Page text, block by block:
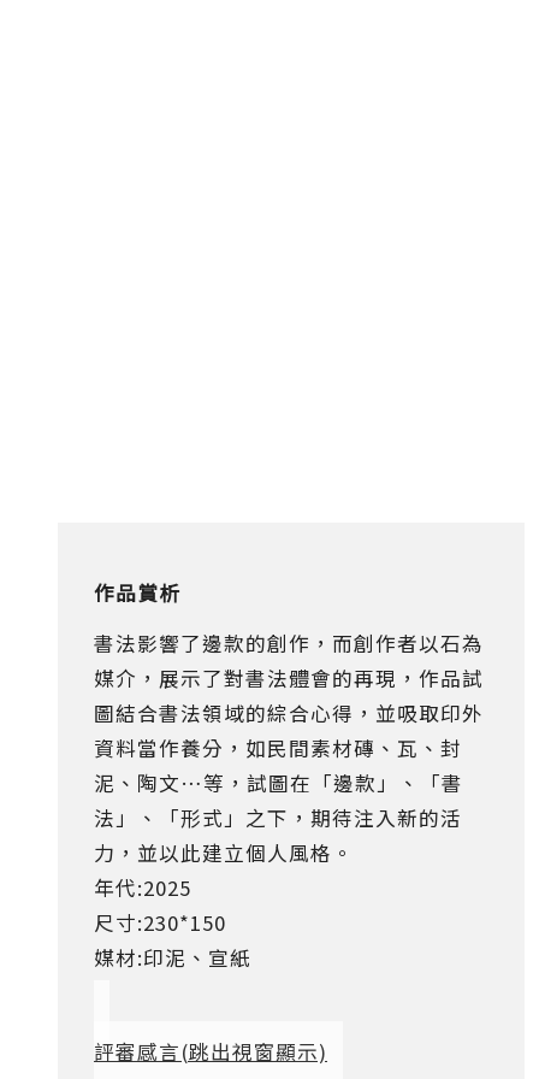
作品賞析
書法影響了邊款的創作，而創作者以石為
媒介，展示了對書法體會的再現，作品試
圖結合書法領域的綜合心得，並吸取印外
資料當作養分，如民間素材磚、瓦、封
泥、陶文…等，試圖在「邊款」、「書
法」、「形式」之下，期待注入新的活
力，並以此建立個人風格。
年代:2025
尺寸:230*150
媒材:印泥、宣紙
評審感言(跳出視窗顯示)